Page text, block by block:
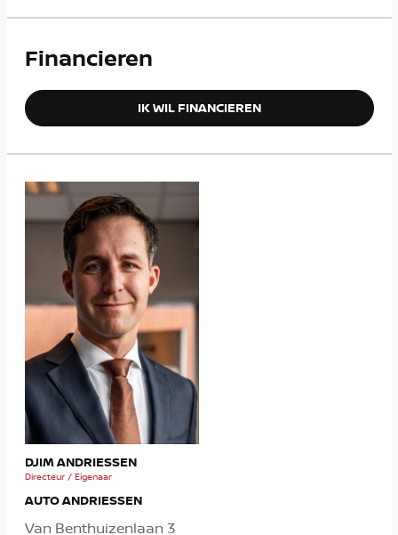
Financieren
IK WIL FINANCIEREN
DJIM ANDRIESSEN
Directeur / Eigenaar
AUTO ANDRIESSEN
Van Benthuizenlaan 3